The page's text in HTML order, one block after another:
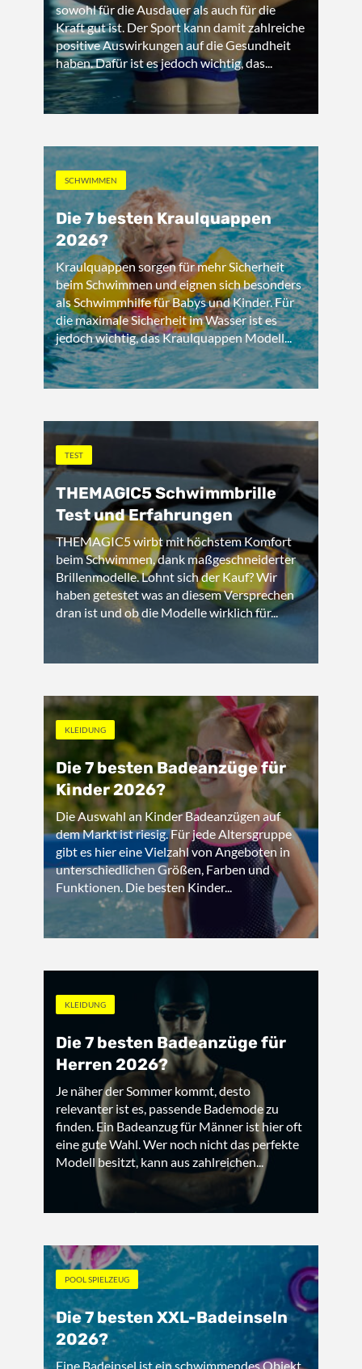
sowohl für die Ausdauer als auch für die
Kraft gut ist. Der Sport kann damit zahlreiche
positive Auswirkungen auf die Gesundheit
haben. Dafür ist es jedoch wichtig, das...
SCHWIMMEN
Die 7 besten Kraulquappen
2026?
Kraulquappen sorgen für mehr Sicherheit
beim Schwimmen und eignen sich besonders
als Schwimmhilfe für Babys und Kinder. Für
die maximale Sicherheit im Wasser ist es
jedoch wichtig, das Kraulquappen Modell...
TEST
THEMAGIC5 Schwimmbrille
Test und Erfahrungen
THEMAGIC5 wirbt mit höchstem Komfort
beim Schwimmen, dank maßgeschneiderter
Brillenmodelle. Lohnt sich der Kauf? Wir
haben getestet was an diesem Versprechen
dran ist und ob die Modelle wirklich für...
KLEIDUNG
Die 7 besten Badeanzüge für
Kinder 2026?
Die Auswahl an Kinder Badeanzügen auf
dem Markt ist riesig. Für jede Altersgruppe
gibt es hier eine Vielzahl von Angeboten in
unterschiedlichen Größen, Farben und
Funktionen. Die besten Kinder...
KLEIDUNG
Die 7 besten Badeanzüge für
Herren 2026?
Je näher der Sommer kommt, desto
relevanter ist es, passende Bademode zu
finden. Ein Badeanzug für Männer ist hier oft
eine gute Wahl. Wer noch nicht das perfekte
Modell besitzt, kann aus zahlreichen...
POOL SPIELZEUG
Die 7 besten XXL-Badeinseln
2026?
Eine Badeinsel ist ein schwimmendes Objekt,